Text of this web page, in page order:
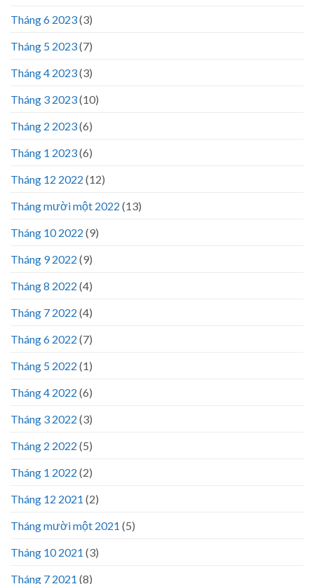
Tháng 6 2023(3)
Tháng 5 2023(7)
Tháng 4 2023(3)
Tháng 3 2023(10)
Tháng 2 2023(6)
Tháng 1 2023(6)
Tháng 12 2022 (12)
Tháng mười một 2022 (13)
Tháng 10 2022 (9)
Tháng 9 2022 (9)
Tháng 8 2022 (4)
Tháng 7 2022 (4)
Tháng 6 2022 (7)
Tháng 5 2022 (1)
Tháng 4 2022 (6)
Tháng 3 2022 (3)
Tháng 2 2022 (5)
Tháng 1 2022 (2)
Tháng 12 2021 (2)
Tháng mười một 2021 (5)
Tháng 10 2021 (3)
Tháng 7 2021 (8)